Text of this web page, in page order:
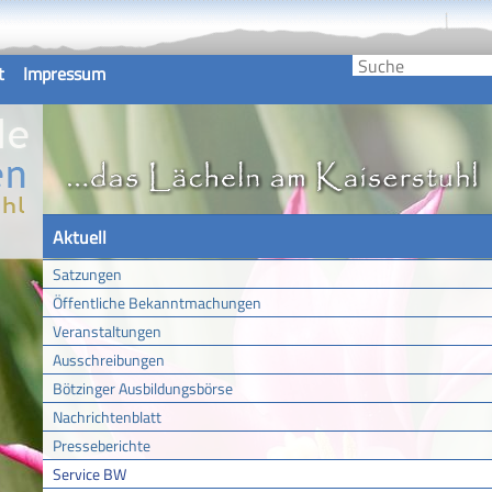
Impressum
Aktuell
Satzungen
Öffentliche Bekanntmachungen
Veranstaltungen
Ausschreibungen
Bötzinger Ausbildungsbörse
Nachrichtenblatt
Presseberichte
Service BW